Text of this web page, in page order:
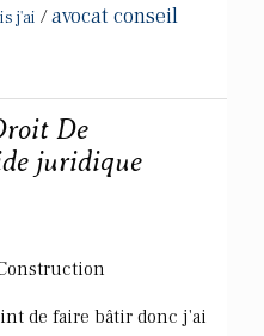
j'ai /avocat conseil
De
juridique
de faire bâtir donc j'ai